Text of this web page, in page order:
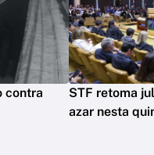
contra
STF retoma
azar nesta